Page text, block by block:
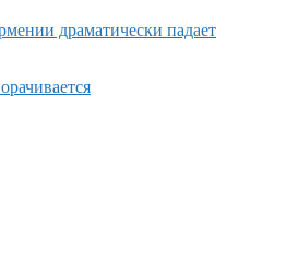
драматически падает